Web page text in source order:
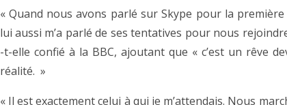
« Quand nous avons parlé sur Skype pour la première
lui aussi m’a parlé de ses tentatives pour nous
-t-elle confié à la BBC, ajoutant que « c’est un rêve
réalité. »
« Il est exactement celui à qui je m’attendais. Nous